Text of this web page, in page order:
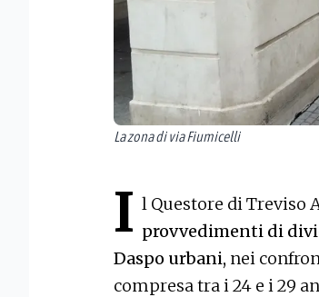
La zona di via Fiumicelli
I l Questore di Treviso
provvedimenti di
Daspo urbani, nei
compresa tra i 24 e i 29